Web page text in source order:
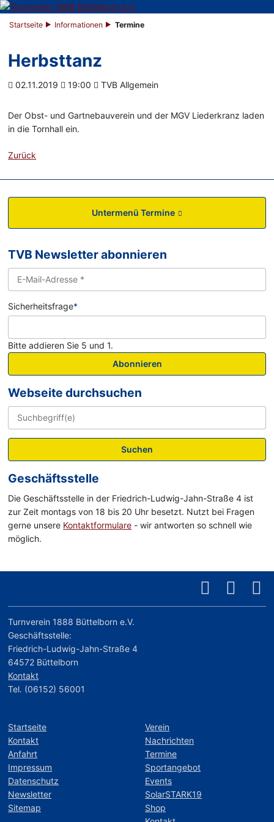
Startseite Informationen Termine
Herbsttanz
02.11.2019 19:00 TVB Allgemein
Der Obst- und Gartnebauverein und der MGV Liederkranz laden
in die Tornhall ein.
Zurück
Untermenü Termine
TVB Newsletter abonnieren
Sicherheitsfrage*
Bitte addieren Sie 5 und 1.
Abonnieren
Webseite durchsuchen
Suchen
Geschäftsstelle
Die Geschäftsstelle in der Friedrich-Ludwig-Jahn-Straße 4 ist
zur Zeit montags von 18 bis 20 Uhr besetzt. Nutzt bei Fragen
gerne unsere Kontaktformulare - wir antworten so schnell wie
möglich.
Turnverein 1888 Büttelborn e.V.
Geschäftsstelle:
Friedrich-Ludwig-Jahn-Straße 4
64572 Büttelborn
Kontakt
Tel. (06152) 56001
Startseite
Kontakt
Anfahrt
Impressum
Datenschutz
Newsletter
Sitemap
Verein
Nachrichten
Termine
Sportangebot
Events
SolarSTARK19
Shop